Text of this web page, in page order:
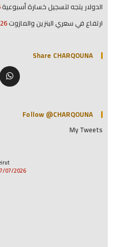
الدولار يتجه لتسجيل خسارة أسبوعية
ارتفاع في سعري البنزين والمازوت
Share CHARQOUNA
Follow @CHARQOUNA
My Tweets
17/07/2026,